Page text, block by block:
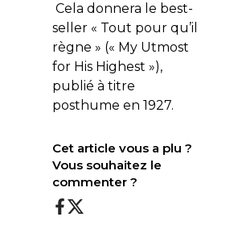
Cela donnera le best-
seller « Tout pour qu’il
règne » (« My Utmost
for His Highest »),
publié à titre
posthume en 1927.
Cet article vous a plu ?
Vous souhaitez le
commenter ?